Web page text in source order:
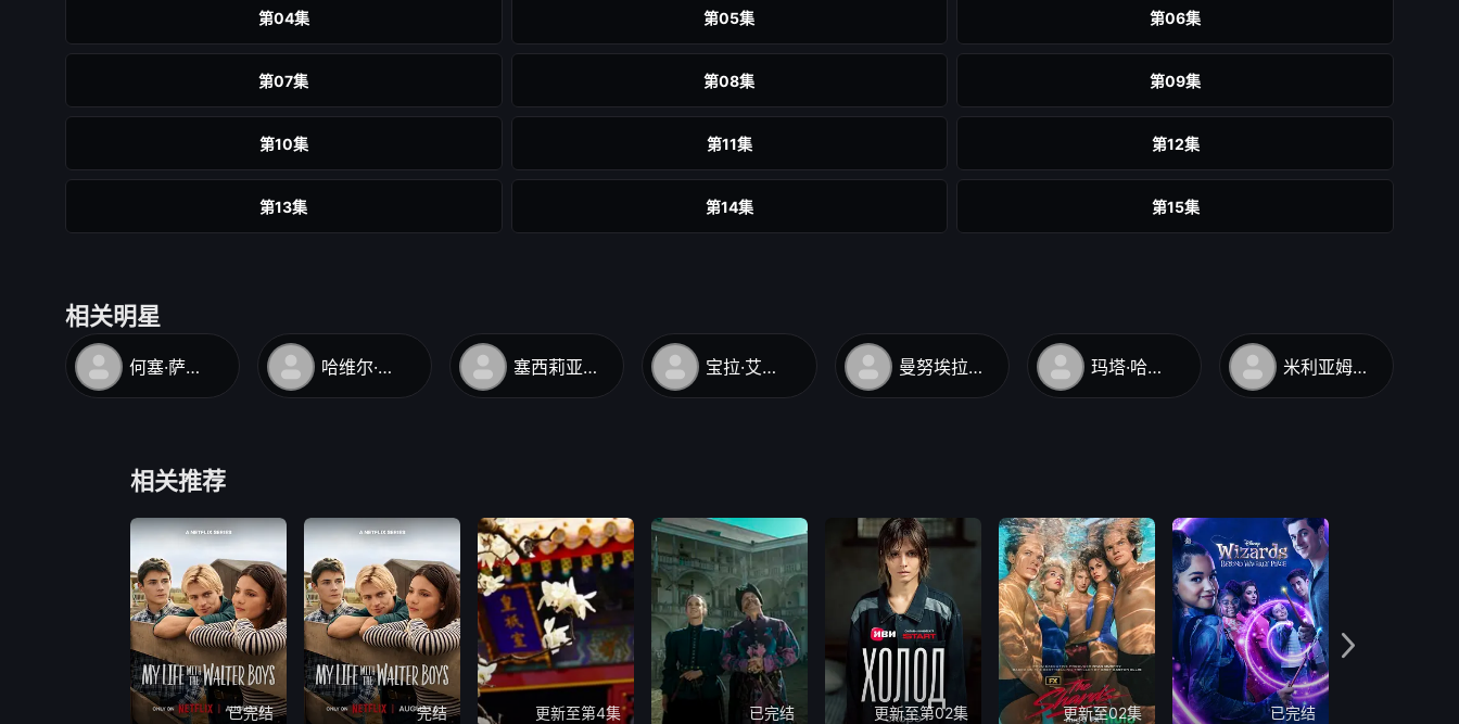
第04集 第05集 第06集
第07集 第08集 第09集
第10集 第11集 第12集
第13集 第14集 第15集
相关明星
何塞·萨克里斯坦 哈维尔·雷伊 塞西莉亚·弗雷尔 宝拉·艾切瓦莉亚 曼努埃拉·贝拉斯科 玛塔·哈扎斯 米利亚姆·乔瓦内利
相关推荐
已完结 完结 更新至第4集 已完结 更新至第02集 更新至02集 已完结